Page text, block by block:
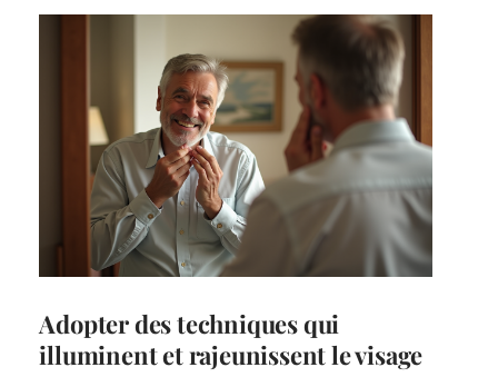
Adopter des techniques qui
illuminent et rajeunissent le visage